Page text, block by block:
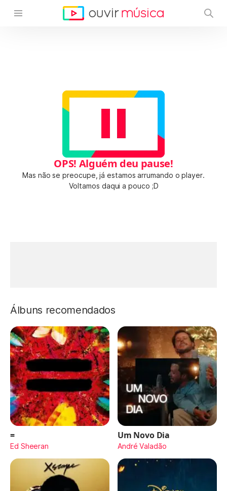
OPS! Alguém deu pause!
Mas não se preocupe, já estamos arrumando o player.
Voltamos daqui a pouco ;D
Álbuns recomendados
=
Ed Sheeran
Um Novo Dia
André Valadão